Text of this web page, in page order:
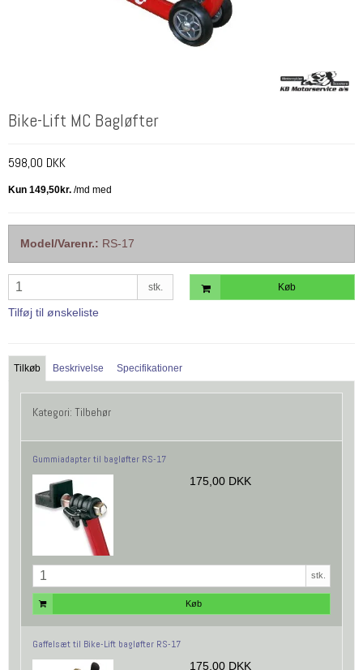
Bike-Lift MC Bagløfter
598,00 DKK
Model/Varenr.: RS-17
stk. Køb
Tilføj til ønskeliste
Tilkøb Beskrivelse Specifikationer
Kategori: Tilbehør
Gummiadapter til bagløfter RS-17
175,00 DKK
stk.
Køb
Gaffelsæt til Bike-Lift bagløfter RS-17
175,00 DKK